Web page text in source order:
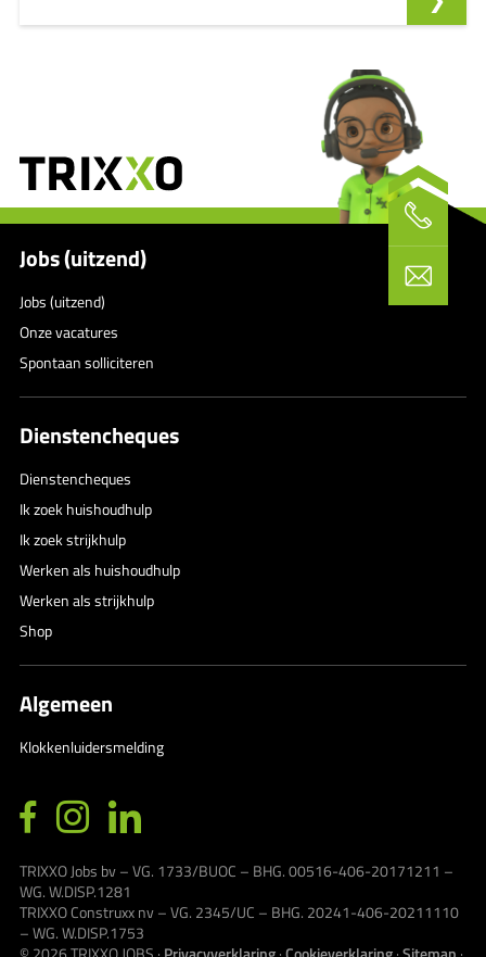
Jobs (uitzend)
Jobs (uitzend)
Onze vacatures
Spontaan solliciteren
Dienstencheques
Dienstencheques
Ik zoek huishoudhulp
Ik zoek strijkhulp
Werken als huishoudhulp
Werken als strijkhulp
Shop
Algemeen
Klokkenluidersmelding
TRIXXO Jobs bv – VG. 1733/BUOC – BHG. 00516-406-20171211 –
WG. W.DISP.1281
TRIXXO Construxx nv – VG. 2345/UC – BHG. 20241-406-20211110
– WG. W.DISP.1753